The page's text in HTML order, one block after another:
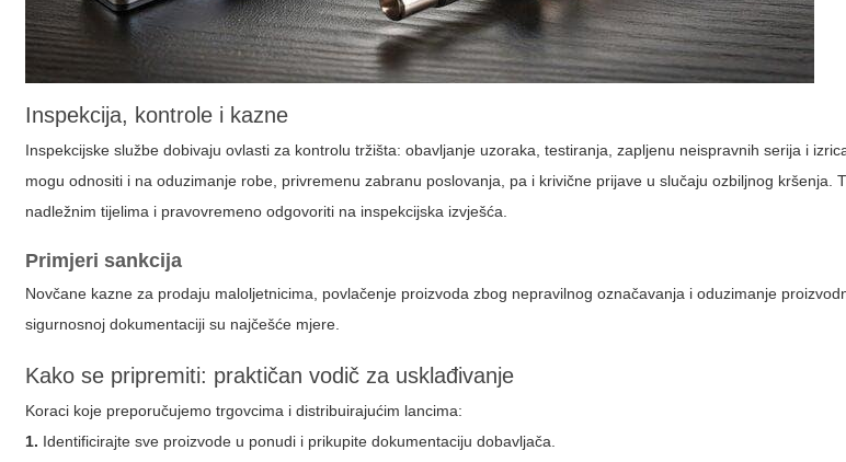
Inspekcija, kontrole i kazne
Inspekcijske službe dobivaju ovlasti za kontrolu tržišta: obavljanje uzoraka, testiranja, zapljenu neispravnih serija i
mogu odnositi i na oduzimanje robe, privremenu zabranu poslovanja, pa i krivične prijave u slučaju ozbiljnog kršenja.
nadležnim tijelima i pravovremeno odgovoriti na inspekcijska izvješća.
Primjeri sankcija
Novčane kazne za prodaju maloljetnicima, povlačenje proizvoda zbog nepravilnog označavanja i oduzimanje
sigurnosnoj dokumentaciji su najčešće mjere.
Kako se pripremiti: praktičan vodič za usklađivanje
Koraci koje preporučujemo trgovcima i distribuirajućim lancima:
1. Identificirajte sve proizvode u ponudi i prikupite dokumentaciju dobavljača.